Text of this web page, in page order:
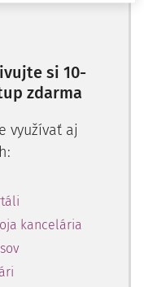
si 10-
zdarma
využívať aj
kancelária